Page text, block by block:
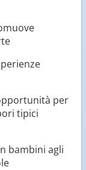
per
tipici
bambini agli